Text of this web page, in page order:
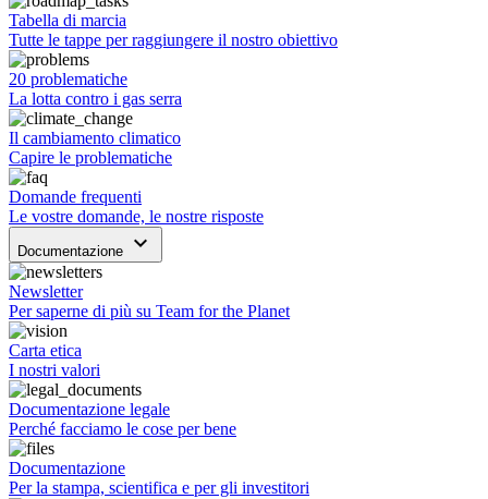
Tabella di marcia
Tutte le tappe per raggiungere il nostro obiettivo
20 problematiche
La lotta contro i gas serra
Il cambiamento climatico
Capire le problematiche
Domande frequenti
Le vostre domande, le nostre risposte
Documentazione keyboard_arrow_down
Newsletter
Per saperne di più su Team for the Planet
Carta etica
I nostri valori
Documentazione legale
Perché facciamo le cose per bene
Documentazione
Per la stampa, scientifica e per gli investitori